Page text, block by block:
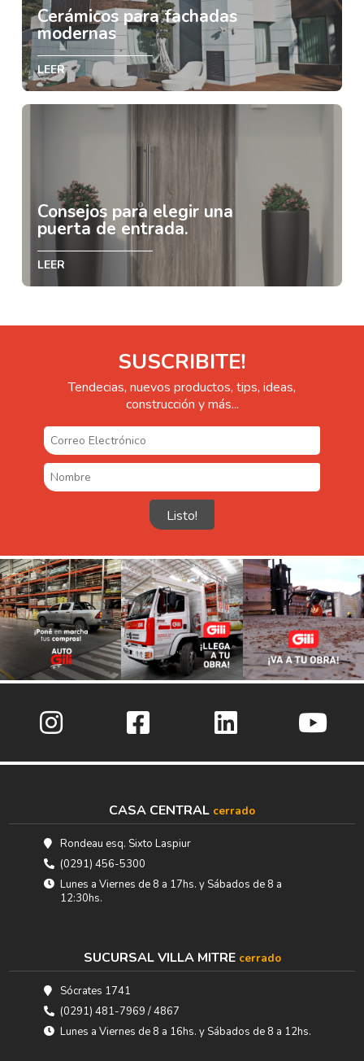
Cerámicos para fachadas
modernas
LEER
Consejos para elegir una
puerta de entrada.
LEER
SUSCRIBITE!
Tendecias, nuevos productos, tips, ideas,
construcción y más...
CASA CENTRAL cerrado
Rondeau esq. Sixto Laspiur
(0291) 456-5300
Lunes a Viernes de 8 a 17hs. y Sábados de 8 a
12:30hs.
SUCURSAL VILLA MITRE cerrado
Sócrates 1741
(0291) 481-7969 / 4867
Lunes a Viernes de 8 a 16hs. y Sábados de 8 a 12hs.